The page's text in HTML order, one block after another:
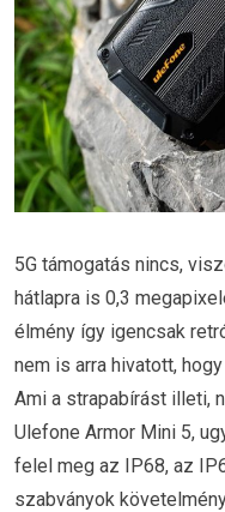
5G támogatás nincs,
hátlapra is 0,3
élmény így igencsak
nem is arra hivatott,
Ami a strapabírást illeti,
Ulefone Armor Mini 5,
felel meg az IP68, az
szabványok